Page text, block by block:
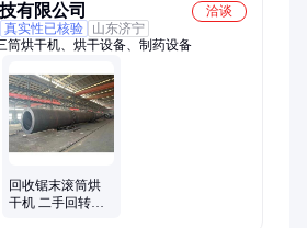
有限公司
洽谈
真实性已核验
山东济宁
筒烘干机、烘干设备、制药设备
回收锯末滚筒烘
干机 二手回转烘